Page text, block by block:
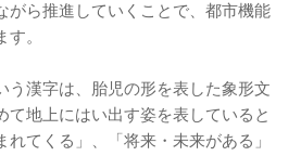
がら推進していくことで、都市機能
。
漢字は、胎児の形を表した象形文
て地上にはい出す姿を表していると
れてくる」、「将来・未来がある」